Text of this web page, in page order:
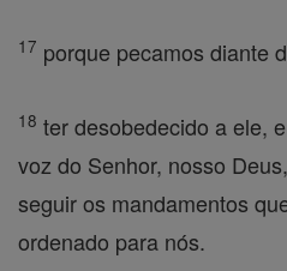
17 porque pecamos diante
18 ter desobedecido a ele,
voz do Senhor, nosso
seguir os mandamentos
ordenado para nós.